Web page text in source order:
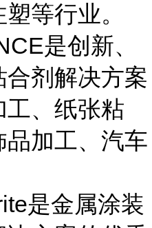
等行业。
是创新、
剂解决方案
工、纸张粘
加工、汽车
是金属涂装